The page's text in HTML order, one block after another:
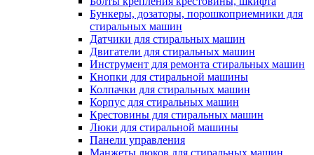
Бункеры, дозаторы, порошкоприемники для
стиральных машин
Датчики для стиральных машин
Двигатели для стиральных машин
Инструмент для ремонта стиральных машин
Кнопки для стиральной машины
Колпачки для стиральных машин
Корпус для стиральных машин
Крестовины для стиральных машин
Люки для стиральной машины
Панели управления
Манжеты люков для стиральных машин